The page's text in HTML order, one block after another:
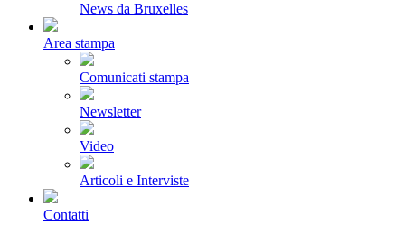
News da Bruxelles
Area stampa
Comunicati stampa
Newsletter
Video
Articoli e Interviste
Contatti